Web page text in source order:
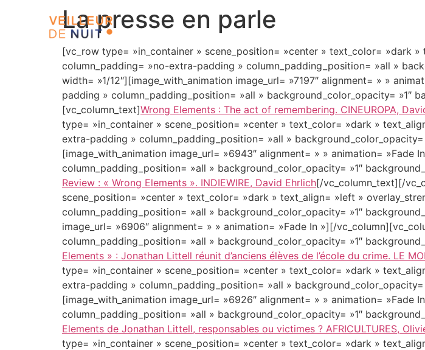
La presse en parle
[vc_row type= »in_container » scene_position= »center » text_color= »dark
column_padding= »no-extra-padding » column_padding_position= »all »
width= »1/12″][image_with_animation image_url= »7197″ alignment= » »
padding » column_padding_position= »all » background_color_opacity= »1″
[vc_column_text]Wrong Elements : The act of remembering. CINEUROPA,
type= »in_container » scene_position= »center » text_color= »dark »
extra-padding » column_padding_position= »all » background_color_opacity=
[image_with_animation image_url= »6943″ alignment= » » animation=
column_padding_position= »all » background_color_opacity= »1″
Review : « Wrong Elements ». INDIEWIRE, David Ehrlich[/vc_column_text][/
scene_position= »center » text_color= »dark » text_align= »left »
column_padding_position= »all » background_color_opacity= »1″
image_url= »6906″ alignment= » » animation= »Fade In »][/
column_padding_position= »all » background_color_opacity= »1″
Elements » : Jonathan Littell réunit d’anciens élèves de l’école du crime. LE
type= »in_container » scene_position= »center » text_color= »dark »
extra-padding » column_padding_position= »all » background_color_opacity=
[image_with_animation image_url= »6926″ alignment= » » animation=
column_padding_position= »all » background_color_opacity= »1″
Elements de Jonathan Littell, responsables ou victimes ? AFRICULTURES,
type= »in_container » scene_position= »center » text_color= »dark »